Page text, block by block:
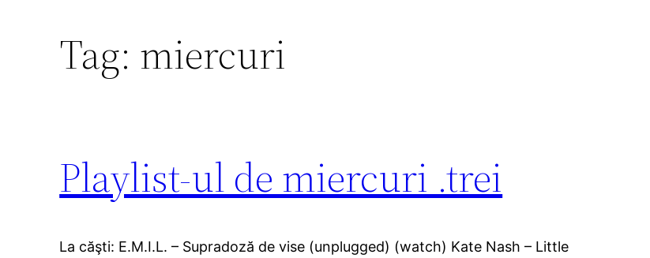
Tag: miercuri
Playlist-ul de miercuri .trei
La căşti: E.M.I.L. – Supradoză de vise (unplugged) (watch) Kate Nash – Little